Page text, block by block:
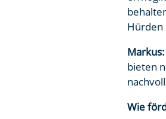
Hürden
Markus:
bieten
Wie